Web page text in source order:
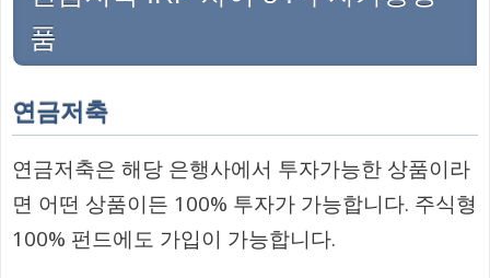
품
연금저축
연금저축은 해당 은행사에서 투자가능한 상품이라
면 어떤 상품이든 100% 투자가 가능합니다. 주식형
100% 펀드에도 가입이 가능합니다.